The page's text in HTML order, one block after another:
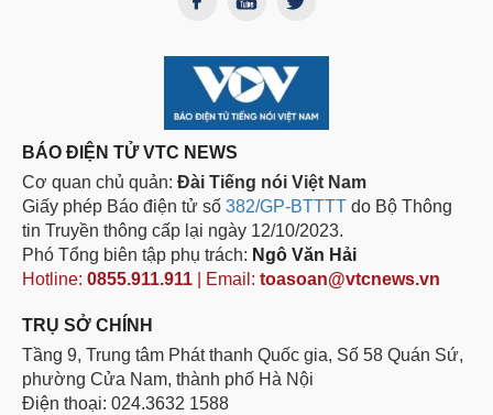
BÁO ĐIỆN TỬ VTC NEWS
Cơ quan chủ quản: Đài Tiếng nói Việt Nam
Giấy phép Báo điện tử số 382/GP-BTTTT do Bộ Thông
tin Truyền thông cấp lại ngày 12/10/2023.
Phó Tổng biên tập phụ trách: Ngô Văn Hải
Hotline: 0855.911.911 | Email: toasoan@vtcnews.vn
TRỤ SỞ CHÍNH
Tầng 9, Trung tâm Phát thanh Quốc gia, Số 58 Quán Sứ,
phường Cửa Nam, thành phố Hà Nội
Điện thoại: 024.3632 1588